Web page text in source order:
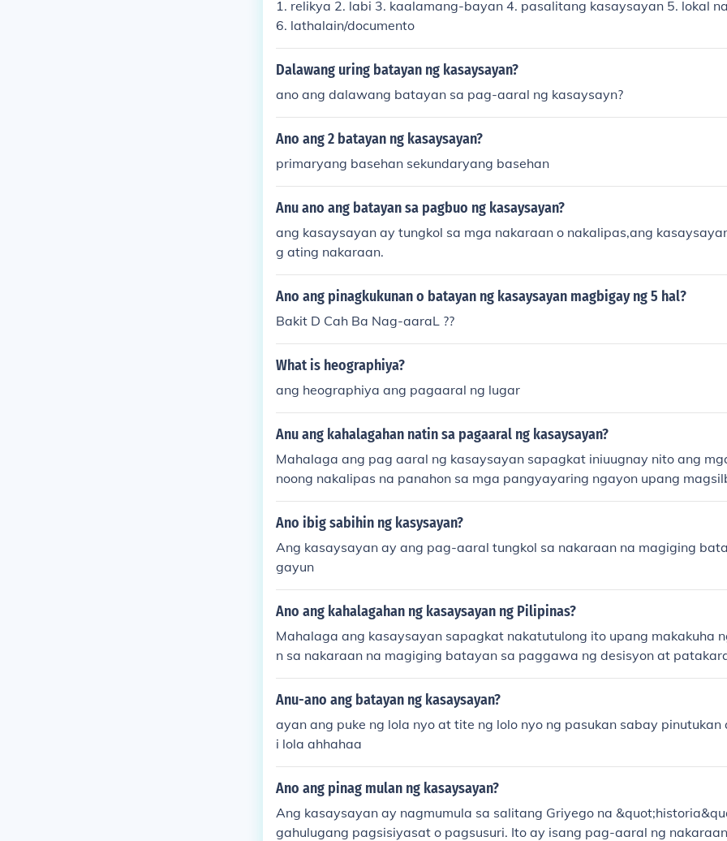
1. relikya 2. labi 3. kaalamang-bayan 4. pasalitang kasaysayan 5. lokal
6. lathalain/documento
Dalawang uring batayan ng kasaysayan?
ano ang dalawang batayan sa pag-aaral ng kasaysayn?
Ano ang 2 batayan ng kasaysayan?
primaryang basehan sekundaryang basehan
Anu ano ang batayan sa pagbuo ng kasaysayan?
ang kasaysayan ay tungkol sa mga nakaraan o nakalipas,ang
g ating nakaraan.
Ano ang pinagkukunan o batayan ng kasaysayan magbigay ng 5 hal?
Bakit D Cah Ba Nag-aaraL ??
What is heographiya?
ang heographiya ang pagaaral ng lugar
Anu ang kahalagahan natin sa pagaaral ng kasaysayan?
Mahalaga ang pag aaral ng kasaysayan sapagkat iniuugnay nito ang
noong nakalipas na panahon sa mga pangyayaring ngayon upang
inspirasyon sa mga kabiguang naganap o di kaya nama'y tagumpay.
Ano ibig sabihin ng kasysayan?
Ang kasaysayan ay ang pag-aaral tungkol sa nakaraan na magiging
gayun
Ano ang kahalagahan ng kasaysayan ng Pilipinas?
Mahalaga ang kasaysayan sapagkat nakatutulong ito upang makakuha
n sa nakaraan na magiging batayan sa paggawa ng desisyon at
pekto sa kabuhayan ng bansa. - Aya Catubig
Anu-ano ang batayan ng kasaysayan?
ayan ang puke ng lola nyo at tite ng lolo nyo ng pasukan sabay pinutukan
i lola ahhahaa
Ano ang pinag mulan ng kasaysayan?
Ang kasaysayan ay nagmumula sa salitang Griyego na
gahulugang pagsisiyasat o pagsusuri. Ito ay isang pag-aaral ng